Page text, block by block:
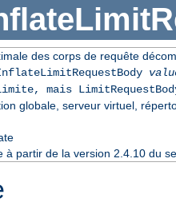
des corps de requête
mais
globale, serveur virtuel,
à partir de la version 2.4.10 du